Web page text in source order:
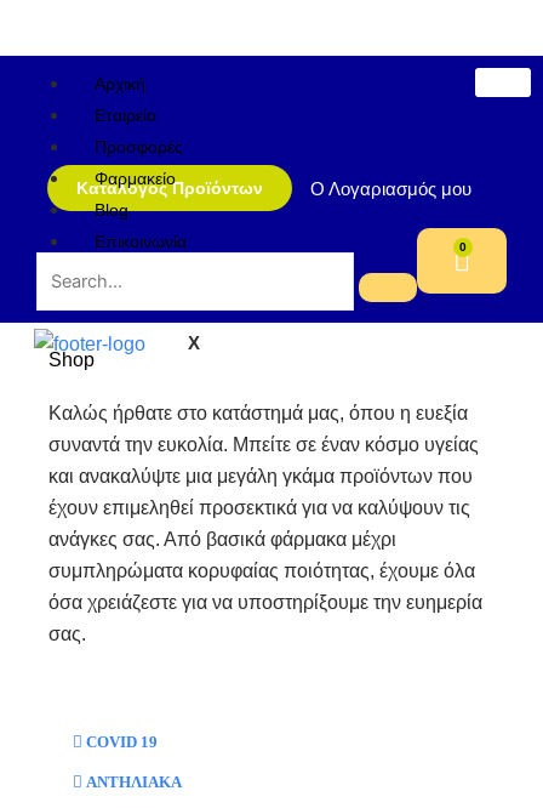
περιεχόμενοΑρχική
Εταιρεία
Προσφορές
Φαρμακείο
Blog
Επικοινωνία
X
Κατάλογος Προϊόντων Ο Λογαριασμός μου
0
Cart
Shop
Καλώς ήρθατε στο κατάστημά μας, όπου η ευεξία
συναντά την ευκολία. Μπείτε σε έναν κόσμο υγείας
και ανακαλύψτε μια μεγάλη γκάμα προϊόντων που
έχουν επιμεληθεί προσεκτικά για να καλύψουν τις
ανάγκες σας. Από βασικά φάρμακα μέχρι
συμπληρώματα κορυφαίας ποιότητας, έχουμε όλα
όσα χρειάζεστε για να υποστηρίξουμε την ευημερία
σας.
COVID 19
ΑΝΤΗΛΙΑΚΑ